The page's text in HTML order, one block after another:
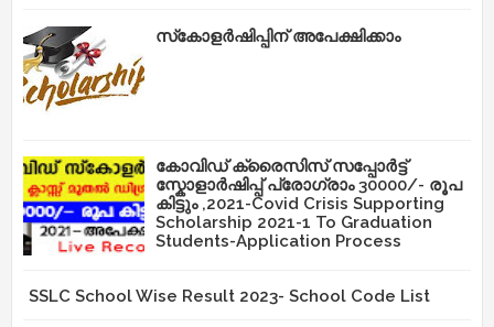
സ്‌കോളർഷിപ്പിന് അപേക്ഷിക്കാം
കോവിഡ് ക്രൈസിസ് സപ്പോർട്ട്
സ്കോളാർഷിപ്പ് പ്രോഗ്രാം 30000/- രൂപ
കിട്ടും ,2021-Covid Crisis Supporting
Scholarship 2021-1 To Graduation
Students-Application Process
SSLC School Wise Result 2023- School Code List